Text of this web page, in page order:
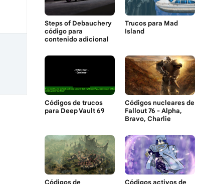
Steps of Debauchery
código para
contenido adicional
Trucos para Mad
Island
Códigos de trucos
para Deep Vault 69
Códigos nucleares de
Fallout 76 - Alpha,
Bravo, Charlie
Códigos de
Códigos activos de